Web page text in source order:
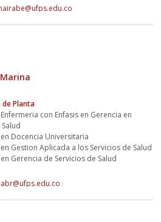
Planta
con Enfasis en Gerencia en
Docencia Universitaria
Gestion Aplicada a los Servicios de Salud
Gerencia de Servicios de Salud